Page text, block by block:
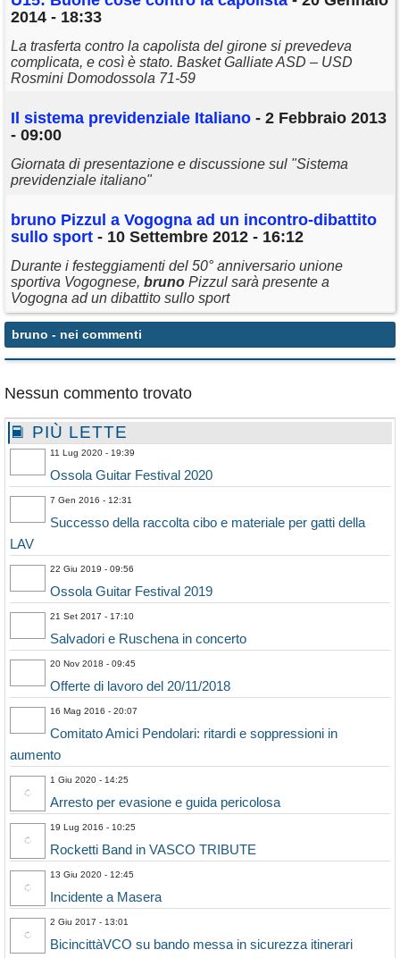
2014 - 18:33
La trasferta contro la capolista del girone si prevedeva
complicata, e così è stato. Basket Galliate ASD – USD
Rosmini Domodossola 71-59
Il sistema previdenziale Italiano - 2 Febbraio 2013
- 09:00
Giornata di presentazione e discussione sul "Sistema
previdenziale italiano"
bruno Pizzul a Vogogna ad un incontro-dibattito
sullo sport - 10 Settembre 2012 - 16:12
Durante i festeggiamenti del 50° anniversario unione
sportiva Vogognese, bruno Pizzul sarà presente a
Vogogna ad un dibattito sullo sport
bruno - nei commenti
Nessun commento trovato
PIÙ LETTE
11 Lug 2020 - 19:39
Ossola Guitar Festival 2020
7 Gen 2016 - 12:31
Successo della raccolta cibo e materiale per gatti della
LAV
22 Giu 2019 - 09:56
Ossola Guitar Festival 2019
21 Set 2017 - 17:10
Salvadori e Ruschena in concerto
20 Nov 2018 - 09:45
Offerte di lavoro del 20/11/2018
16 Mag 2016 - 20:07
Comitato Amici Pendolari: ritardi e soppressioni in
aumento
1 Giu 2020 - 14:25
Arresto per evasione e guida pericolosa
19 Lug 2016 - 10:25
Rocketti Band in VASCO TRIBUTE
13 Giu 2020 - 12:45
Incidente a Masera
2 Giu 2017 - 13:01
BicincittàVCO su bando messa in sicurezza itinerari